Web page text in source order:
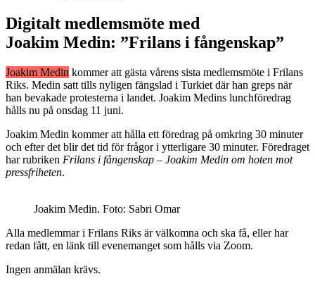
Digitalt medlemsmöte med
Joakim Medin: ”Frilans i fångenskap”
Joakim Medin kommer att gästa vårens sista medlemsmöte i Frilans
Riks. Medin satt tills nyligen fängslad i Turkiet där han greps när
han bevakade protesterna i landet. Joakim Medins lunchföredrag
hålls nu på onsdag 11 juni.
Joakim Medin kommer att hålla ett föredrag på omkring 30 minuter
och efter det blir det tid för frågor i ytterligare 30 minuter. Föredraget
har rubriken Frilans i fångenskap – Joakim Medin om hoten mot
pressfriheten.
Joakim Medin. Foto: Sabri Omar
Alla medlemmar i Frilans Riks är välkomna och ska få, eller har
redan fått, en länk till evenemanget som hålls via Zoom.
Ingen anmälan krävs.